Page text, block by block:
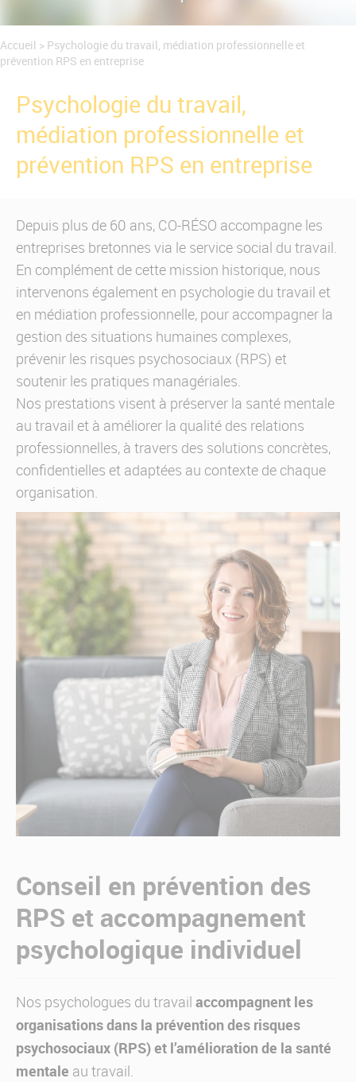
Qui est CO-RÉSO ?
Nos références
Accueil > Psychologie du travail, médiation professionnelle et
prévention RPS en entreprise
Psychologie du travail,
médiation professionnelle et
prévention RPS en entreprise
Depuis plus de 60 ans, CO-RÉSO accompagne les
entreprises bretonnes via le service social du travail.
En complément de cette mission historique, nous
intervenons également en psychologie du travail et
en médiation professionnelle, pour accompagner la
gestion des situations humaines complexes,
prévenir les risques psychosociaux (RPS) et
soutenir les pratiques managériales.
Nos prestations visent à préserver la santé mentale
au travail et à améliorer la qualité des relations
professionnelles, à travers des solutions concrètes,
confidentielles et adaptées au contexte de chaque
organisation.
Conseil en prévention des
RPS et accompagnement
psychologique individuel
Nos psychologues du travail accompagnent les
organisations dans la prévention des risques
psychosociaux (RPS) et l’amélioration de la santé
mentale au travail.